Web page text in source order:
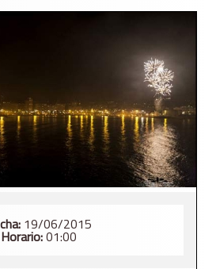
19/06/2015
Horario:01:00